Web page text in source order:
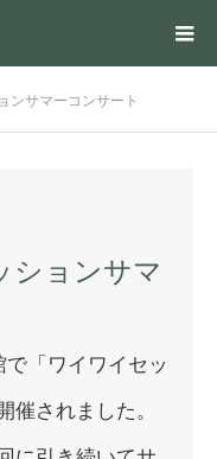
ンサマーコンサート
ションサマ
「ワイワイセッ
催されました。